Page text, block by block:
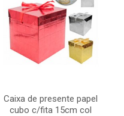
Caixa de presente papel
cubo c/fita 15cm col